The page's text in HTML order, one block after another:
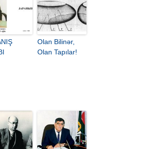
Olan Bilinər,
Olan Tapılar!